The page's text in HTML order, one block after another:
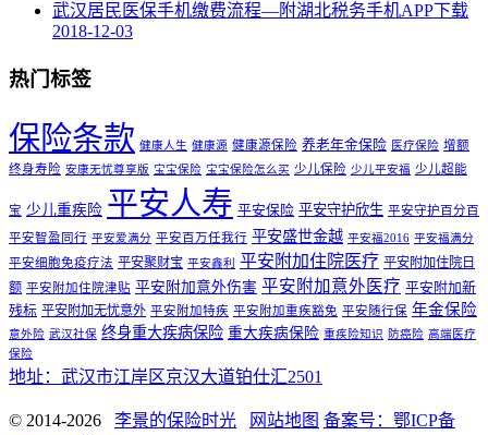
武汉居民医保手机缴费流程—附湖北税务手机APP下载
2018-12-03
热门标签
保险条款 健康人生 健康源 健康源保险 养老年金保险 医疗保险 增额
终身寿险 安康无忧尊享版 宝宝保险 宝宝保险怎么买 少儿保险 少儿平安福 少儿超能
宝 少儿重疾险 平安人寿 平安保险 平安守护欣生 平安守护百分百
平安智盈同行 平安爱满分 平安百万任我行 平安盛世金越 平安福2016 平安福满分
平安细胞免疫疗法 平安聚财宝 平安鑫利 平安附加住院医疗 平安附加住院日
额 平安附加住院津贴 平安附加意外伤害 平安附加意外医疗 平安附加新
残标 平安附加无忧意外 平安附加特疾 平安附加重疾豁免 平安随行保 年金保险
意外险 武汉社保 终身重大疾病保险 重大疾病保险 重疾险知识 防癌险 高端医疗
保险
地址：武汉市江岸区京汉大道铂仕汇2501
© 2014-2026 李景的保险时光 网站地图 备案号：鄂ICP备